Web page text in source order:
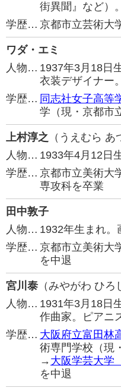
街異聞』など）
学歴… 京都市立芸術大
ワダ・エミ
人物… 1937年3月18日
衣装デザイナー
学歴… 同志社女子高等
学（現・京都市
上村淳之 （うえむら あ
人物… 1933年4月12日
学歴… 京都市立美術大
専攻科を卒業
田中敦子
人物… 1932年生まれ。
学歴… 京都市立美術大
を中退
宮川泰 （みやがわ ひろ
人物… 1931年3月18日
作曲家。ピアニ
学歴… 大阪府立富田林
術専門学校（現
→ 大阪学芸大学
を中退